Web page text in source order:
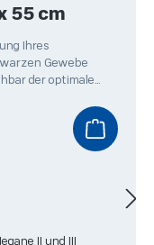
55 cm
Ihres
Gewebe